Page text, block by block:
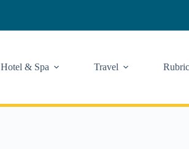
Hotel & Spa Travel